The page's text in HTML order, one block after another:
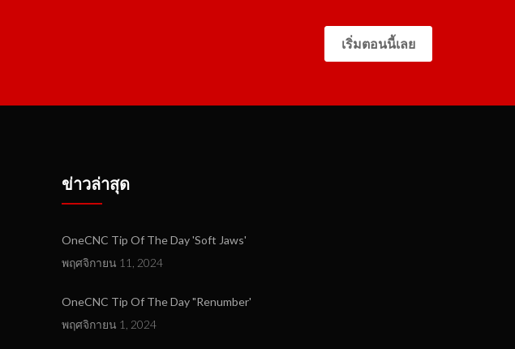
เริ่มตอนนี้เลย
ข่าวล่าสุด
OneCNC Tip Of The Day 'Soft Jaws'
พฤศจิกายน 11, 2024
OneCNC Tip Of The Day "Renumber'
พฤศจิกายน 1, 2024